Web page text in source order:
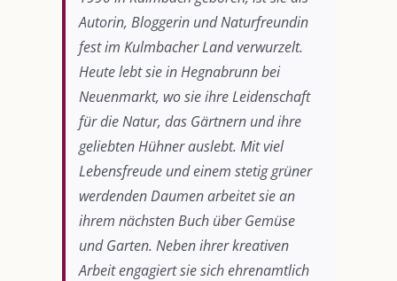
Autorin, Bloggerin und Naturfreundin
fest im Kulmbacher Land verwurzelt.
Heute lebt sie in Hegnabrunn bei
Neuenmarkt, wo sie ihre Leidenschaft
für die Natur, das Gärtnern und ihre
geliebten Hühner auslebt. Mit viel
Lebensfreude und einem stetig grüner
werdenden Daumen arbeitet sie an
ihrem nächsten Buch über Gemüse
und Garten. Neben ihrer kreativen
Arbeit engagiert sie sich ehrenamtlich